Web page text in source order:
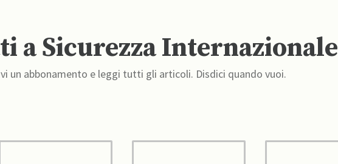
a Sicurezza Internazionale
un abbonamento e leggi tutti gli articoli. Disdici quando vuoi.